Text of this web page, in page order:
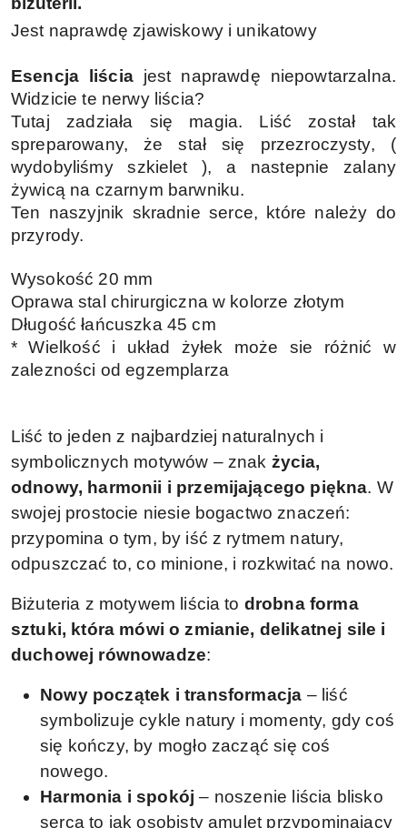
Jest naprawdę zjawiskowy i unikatowy
Esencja liścia jest naprawdę niepowtarzalna.
Widzicie te nerwy liścia?
Tutaj zadziała się magia. Liść został tak
spreparowany, że stał się przezroczysty, (
wydobyliśmy szkielet ), a nastepnie zalany
żywicą na czarnym barwniku.
Ten naszyjnik skradnie serce, które należy do
przyrody.
Wysokość 20 mm
Oprawa stal chirurgiczna w kolorze złotym
Długość łańcuszka 45 cm
* Wielkość i układ żyłek może sie różnić w
zalezności od egzemplarza
Liść to jeden z najbardziej naturalnych i
symbolicznych motywów – znak życia,
odnowy, harmonii i przemijającego piękna. W
swojej prostocie niesie bogactwo znaczeń:
przypomina o tym, by iść z rytmem natury,
odpuszczać to, co minione, i rozkwitać na nowo.
Biżuteria z motywem liścia to drobna forma
sztuki, która mówi o zmianie, delikatnej sile i
duchowej równowadze:
Nowy początek i transformacja – liść
symbolizuje cykle natury i momenty, gdy coś
się kończy, by mogło zacząć się coś
nowego.
Harmonia i spokój – noszenie liścia blisko
serca to jak osobisty amulet przypominający